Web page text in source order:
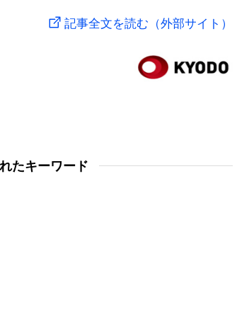
記事全文を読む（外部サイト）
たキーワード